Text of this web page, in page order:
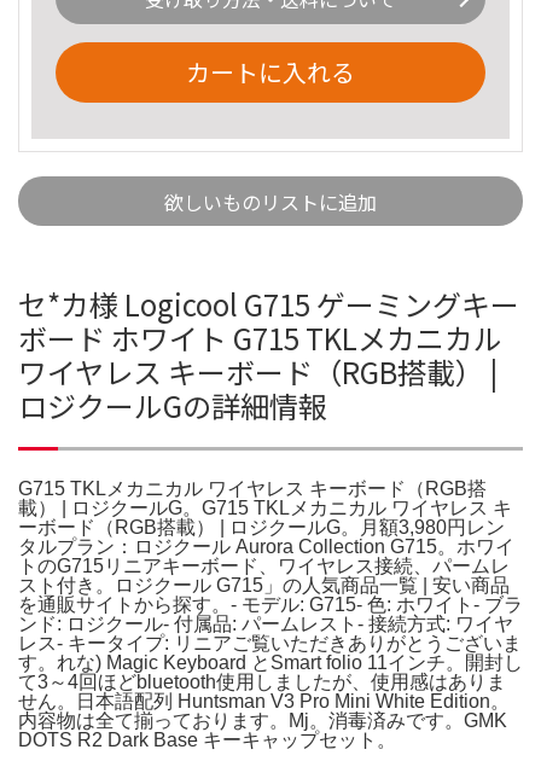
カートに入れる
欲しいものリストに追加
セ*カ様 Logicool G715 ゲーミングキー
ボード ホワイト G715 TKLメカニカル
ワイヤレス キーボード（RGB搭載） |
ロジクールGの詳細情報
G715 TKLメカニカル ワイヤレス キーボード（RGB搭
載） | ロジクールG。G715 TKLメカニカル ワイヤレス キ
ーボード（RGB搭載） | ロジクールG。月額3,980円レン
タルプラン：ロジクール Aurora Collection G715。ホワイ
トのG715リニアキーボード、ワイヤレス接続、パームレ
スト付き。ロジクール G715」の人気商品一覧 | 安い商品
を通販サイトから探す。- モデル: G715- 色: ホワイト- ブラ
ンド: ロジクール- 付属品: パームレスト- 接続方式: ワイヤ
レス- キータイプ: リニアご覧いただきありがとうございま
す。れな) Magic Keyboard とSmart folio 11インチ。開封し
て3～4回ほどbluetooth使用しましたが、使用感はありま
せん。日本語配列 Huntsman V3 Pro Mini White Edition。
内容物は全て揃っております。Mj。消毒済みです。GMK
DOTS R2 Dark Base キーキャップセット。